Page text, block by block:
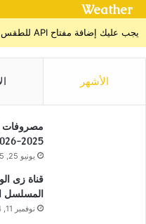
Weather
يجب عليك إضافة مفتاح API للطقس من خلال صفحة إعدادات القالب > الدمج
الأشهر
مصروفات
2025-2026.. الأسعار وطرق السداد
يونيو 25, 2025
قناة زى
المسلسل
نوفمبر 11, 2024